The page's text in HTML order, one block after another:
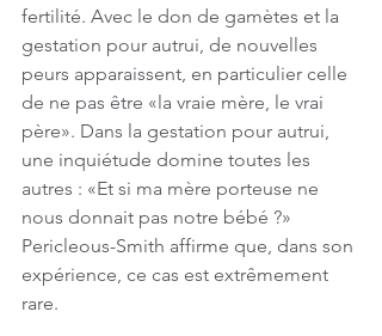
fertilité. Avec le don de gamètes et la
gestation pour autrui, de nouvelles
peurs apparaissent, en particulier celle
de ne pas être «la vraie mère, le vrai
père». Dans la gestation pour autrui,
une inquiétude domine toutes les
autres : «Et si ma mère porteuse ne
nous donnait pas notre bébé ?»
Pericleous-Smith affirme que, dans son
expérience, ce cas est extrêmement
rare.